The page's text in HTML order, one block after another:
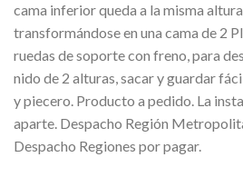
cama inferior queda a la misma
transformándose en una cama de 2
ruedas de soporte con freno, para
nido de 2 alturas, sacar y guardar
y piecero. Producto a pedido. La
aparte. Despacho Región
Despacho Regiones por pagar.